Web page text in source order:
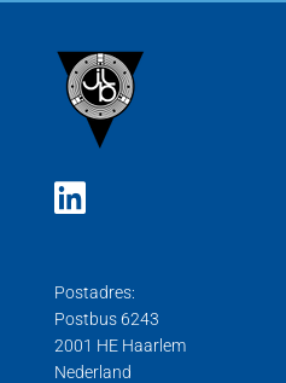
Postadres:
Postbus 6243
2001 HE Haarlem
Nederland